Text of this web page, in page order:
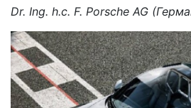
Dr. Ing. h.c. F. Porsche AG